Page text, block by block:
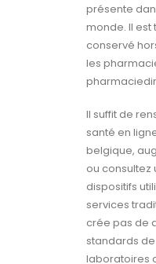
présente
monde. Il est
conservé
les
Il suffit de
santé en
belgique,
ou consultez
dispositifs
services
crée pas de
standards
laboratoires